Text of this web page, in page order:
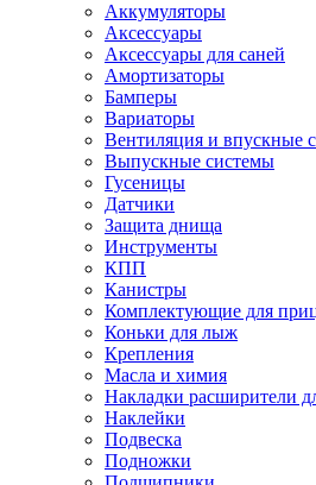
Аккумуляторы
Аксессуары
Аксессуары для саней
Амортизаторы
Бамперы
Вариаторы
Вентиляция и впускные
Выпускные системы
Гусеницы
Датчики
Защита днища
Инструменты
КПП
Канистры
Комплектующие для
Коньки для лыж
Крепления
Масла и химия
Накладки расширители
Наклейки
Подвеска
Подножки